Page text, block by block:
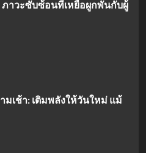
ภาวะซับซ้อนที่เหยื่อผูกพันกับผู้
มเช้า: เติมพลังให้วันใหม่ แม้